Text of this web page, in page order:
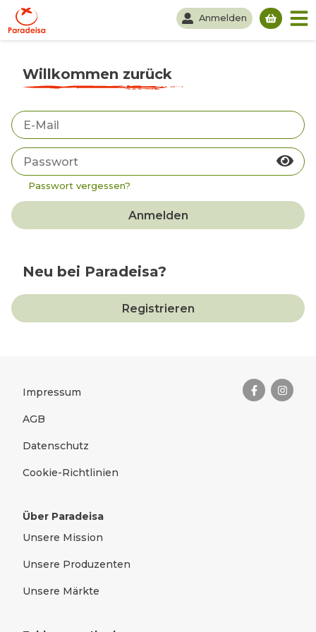
Anmelden
Willkommen zurück
Passwort vergessen?
Anmelden
Neu bei Paradeisa?
Registrieren
Rechtliches
Impressum
AGB
Datenschutz
Cookie-Richtlinien
Über Paradeisa
Unsere Mission
Unsere Produzenten
Unsere Märkte